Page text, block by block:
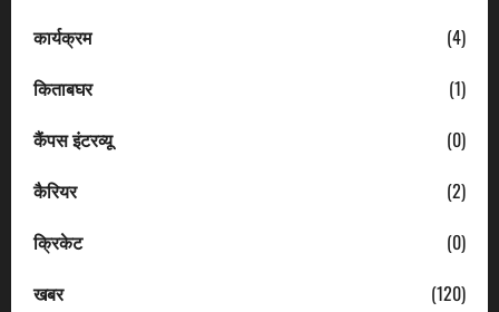
कार्यक्रम
(4)
किताबघर
(1)
कैंपस इंटरव्यू
(0)
कैरियर
(2)
क्रिकेट
(0)
खबर
(120)